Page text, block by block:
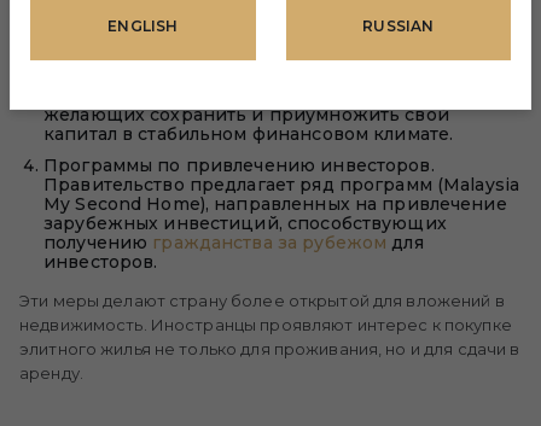
природы в дизайн, таких как зеленые зоны и
желающих сохранить и приумножить свой
капитал в стабильном финансовом климате.
Программы по привлечению инвесторов.
Правительство предлагает ряд программ (Malaysia
My Second Home), направленных на привлечение
зарубежных инвестиций, способствующих
получению гражданства за рубежом для
инвесторов.
Эти меры делают страну более открытой для вложений в
недвижимость. Иностранцы проявляют интерес к покупке
элитного жилья не только для проживания, но и для сдачи в
аренду.
ENGLISH RUSSIAN